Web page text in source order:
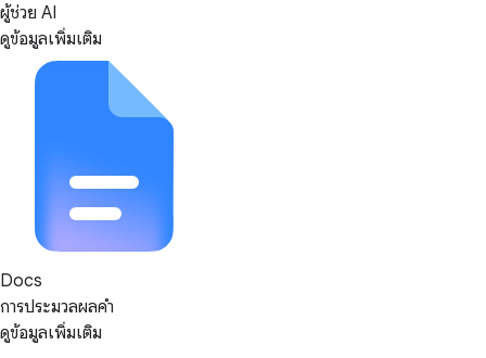
ผู้ช่วย AI
ดูข้อมูลเพิ่มเติม
Docs
การประมวลผลคำ
ดูข้อมูลเพิ่มเติม